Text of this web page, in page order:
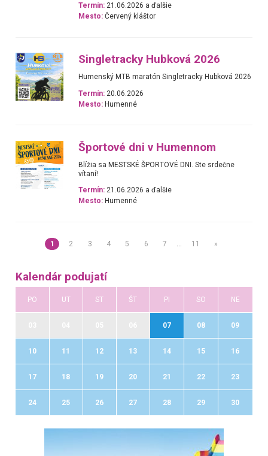
Termín: 21.06.2026 a ďalšie
Mesto: Červený kláštor
Singletracky Hubková 2026
Humenský MTB maratón Singletracky Hubková 2026
Termín: 20.06.2026
Mesto: Humenné
Športové dni v Humennom
Blížia sa MESTSKÉ ŠPORTOVÉ DNI. Ste srdečne
vítaní!
Termín: 21.06.2026 a ďalšie
Mesto: Humenné
1 2 3 4 5 6 7 11 »
Kalendár podujatí
PO UT ST ŠT PI SO NE
07 08 09
10 11 12 13 14 15 16
17 18 19 20 21 22 23
24 25 26 27 28 29 30